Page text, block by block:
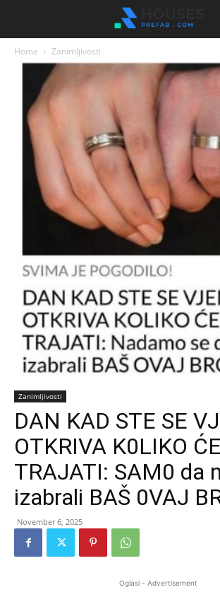
Home Zanimljivosti
Zanimljivosti
DAN KAD STE SE
OTKRIVA K0LIKO
TRAJATI: SAM0 da
izabrali BAŠ 0VAJ
November 6, 2025
Oglasi - Advertisement